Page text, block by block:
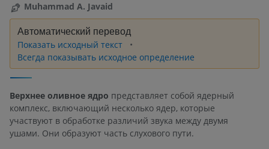
Muhammad A. Javaid
Автоматический перевод
Показать исходный текст
Всегда показывать исходное определение
Верхнее оливное ядро представляет собой ядерный
комплекс, включающий несколько ядер, которые
участвуют в обработке различий звука между двумя
ушами. Они образуют часть слухового пути.